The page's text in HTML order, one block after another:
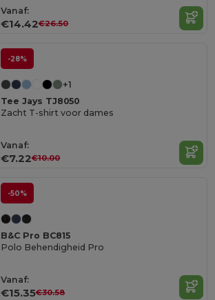
Vanaf:
€14.42€26.50
-28%
+1
Tee Jays TJ8050
Zacht T-shirt voor dames
Vanaf:
€7.22€10.00
-50%
B&C Pro BC815
Polo Behendigheid Pro
Vanaf:
€15.35€30.58